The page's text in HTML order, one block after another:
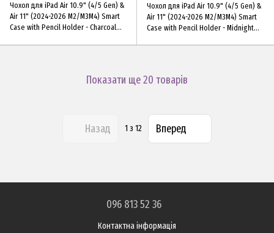
Чохол для iPad Air 10.9" (4/5 Gen) &
Air 11" (2024-2026 М2/М3М4) Smart
Case with Pencil Holder - Charcoal
Чохол для iPad Air 10.9" (4/5 Gen) &
Air 11" (2024-2026 М2/М3М4) Smart
Case with Pencil Holder - Midnight
Показати ще 20 товарів
Назад 1 з 12 Вперед
096 813 52 36
Контактна інформація